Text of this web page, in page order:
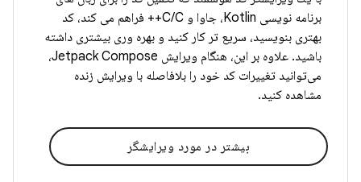
برنامه نویسی Kotlin، جاوا و C/C++ فراهم می کند، کد
بهتری بنویسید، سریع تر کار کنید و بهره وری بیشتری داشته
باشید. علاوه بر این، هنگام ویرایش Jetpack Compose،
می‌توانید تغییرات کد خود را بلافاصله با ویرایش زنده
مشاهده کنید.
بیشتر در مورد ویرایشگر